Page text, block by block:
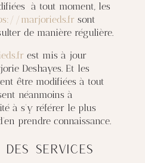
à tout moment, les
marjorieds.frsont
de manière régulière.
est mis à jour
Deshayes. Et les
être modifiées à tout
néanmoins à
à s’y référer le plus
prendre connaissance.
des services